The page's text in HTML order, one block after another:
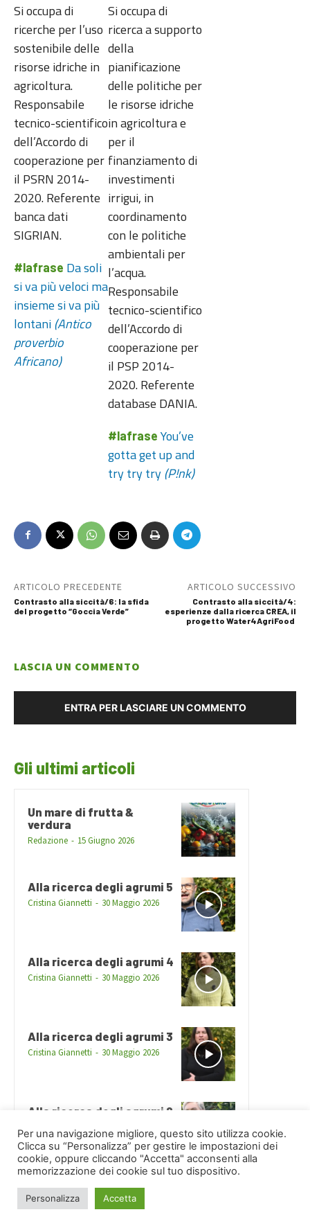
Si occupa di
ricerche per l’uso
sostenibile delle
risorse idriche in
agricoltura.
Responsabile
tecnico-scientifico
dell’Accordo di
cooperazione per
il PSRN 2014-
2020. Referente
banca dati
SIGRIAN.
#lafrase Da soli
si va più veloci ma
insieme si va più
lontani(Antico
proverbio
Africano)
Si occupa di
ricerca a supporto
della
pianificazione
delle politiche per
le risorse idriche
in agricoltura e
per il
finanziamento di
investimenti
irrigui, in
coordinamento
con le politiche
ambientali per
l’acqua.
Responsabile
tecnico-scientifico
dell’Accordo di
cooperazione per
il PSP 2014-
2020. Referente
database DANIA.
#lafrase You’ve
gotta get up and
try try try(P!nk)
ARTICOLO PRECEDENTE
Contrasto alla siccità/6: la sfida
del progetto “Goccia Verde”
ARTICOLO SUCCESSIVO
Contrasto alla siccità/4:
esperienze dalla ricerca CREA, il
progetto Water4AgriFood
LASCIA UN COMMENTO
ENTRA PER LASCIARE UN COMMENTO
Gli ultimi articoli
Un mare di frutta &
verdura
Redazione - 15 Giugno 2026
Alla ricerca degli agrumi 5
Cristina Giannetti - 30 Maggio 2026
Alla ricerca degli agrumi 4
Cristina Giannetti - 30 Maggio 2026
Alla ricerca degli agrumi 3
Cristina Giannetti - 30 Maggio 2026
Alla ricerca degli agrumi 2
Cristina Giannetti 30 Maggio 2026
Alla ricerca degli agrumi 1
Cristina Giannetti 30 Maggio 2026
Per una navigazione migliore, questo sito utilizza cookie.
Clicca su “Personalizza” per gestire le impostazioni dei
cookie, oppure cliccando "Accetta" acconsenti alla
memorizzazione dei cookie sul tuo dispositivo.
Personalizza Accetta